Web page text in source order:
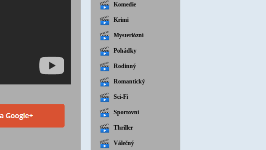
Komedie
Krimi
Mysteriózní
Pohádky
Rodinný
Romantický
Sci-Fi
Sportovní
Thriller
Válečný